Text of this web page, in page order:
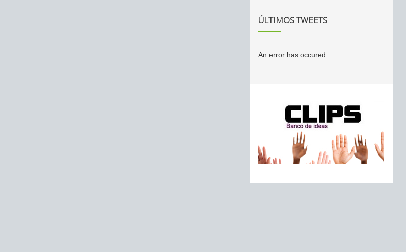
ÚLTIMOS TWEETS
An error has occured.